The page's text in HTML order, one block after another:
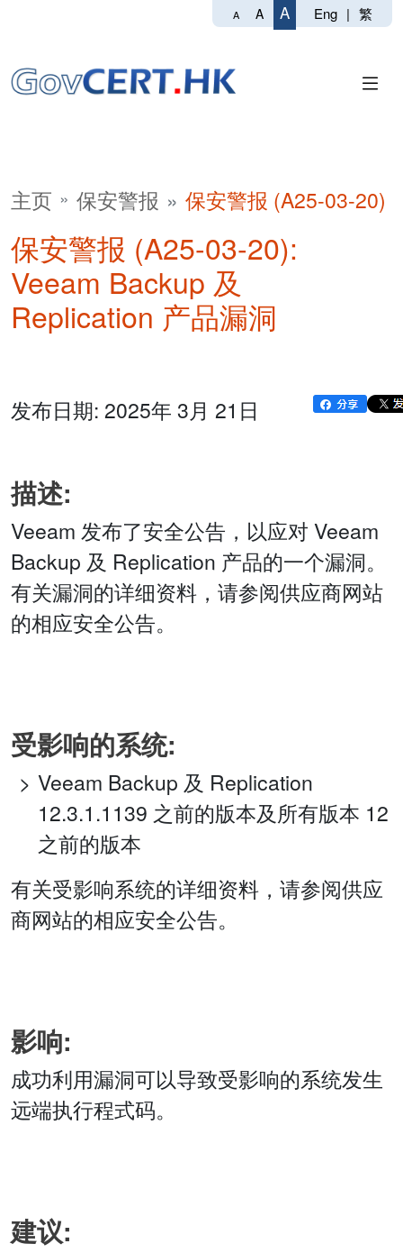
A A A Eng | 繁
主页 保安警报 保安警报 (A25-03-20)
保安警报 (A25-03-20):
Veeam Backup 及
Replication 产品漏洞
发布日期: 2025年 3月 21日
描述:
Veeam 发布了安全公告，以应对 Veeam
Backup 及 Replication 产品的一个漏洞。
有关漏洞的详细资料，请参阅供应商网站
的相应安全公告。
受影响的系统:
Veeam Backup 及 Replication
12.3.1.1139 之前的版本及所有版本 12
之前的版本
有关受影响系统的详细资料，请参阅供应
商网站的相应安全公告。
影响:
成功利用漏洞可以导致受影响的系统发生
远端执行程式码。
建议: